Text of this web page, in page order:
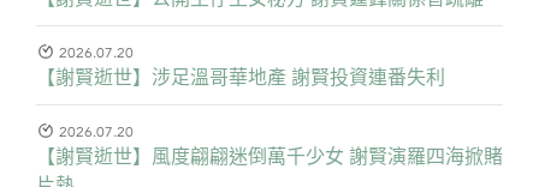
2026.07.20
【謝賢逝世】涉足溫哥華地產 謝賢投資連番失利
2026.07.20
【謝賢逝世】風度翩翩迷倒萬千少女 謝賢演羅四海掀賭